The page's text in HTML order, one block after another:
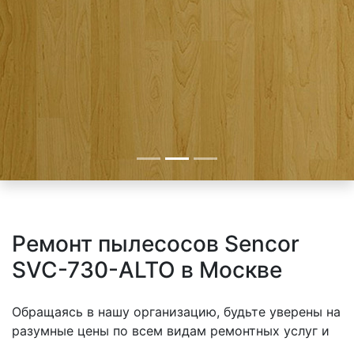
Ремонт пылесосов Sencor
SVC-730-ALTO в Москве
Обращаясь в нашу организацию, будьте уверены на
разумные цены по всем видам ремонтных услуг и